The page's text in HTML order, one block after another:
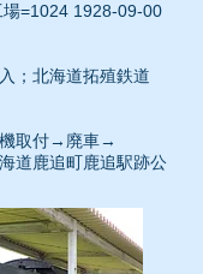
=1024 1928-09-00
；北海道拓殖鉄道
取付→廃車→
道鹿追町鹿追駅跡公